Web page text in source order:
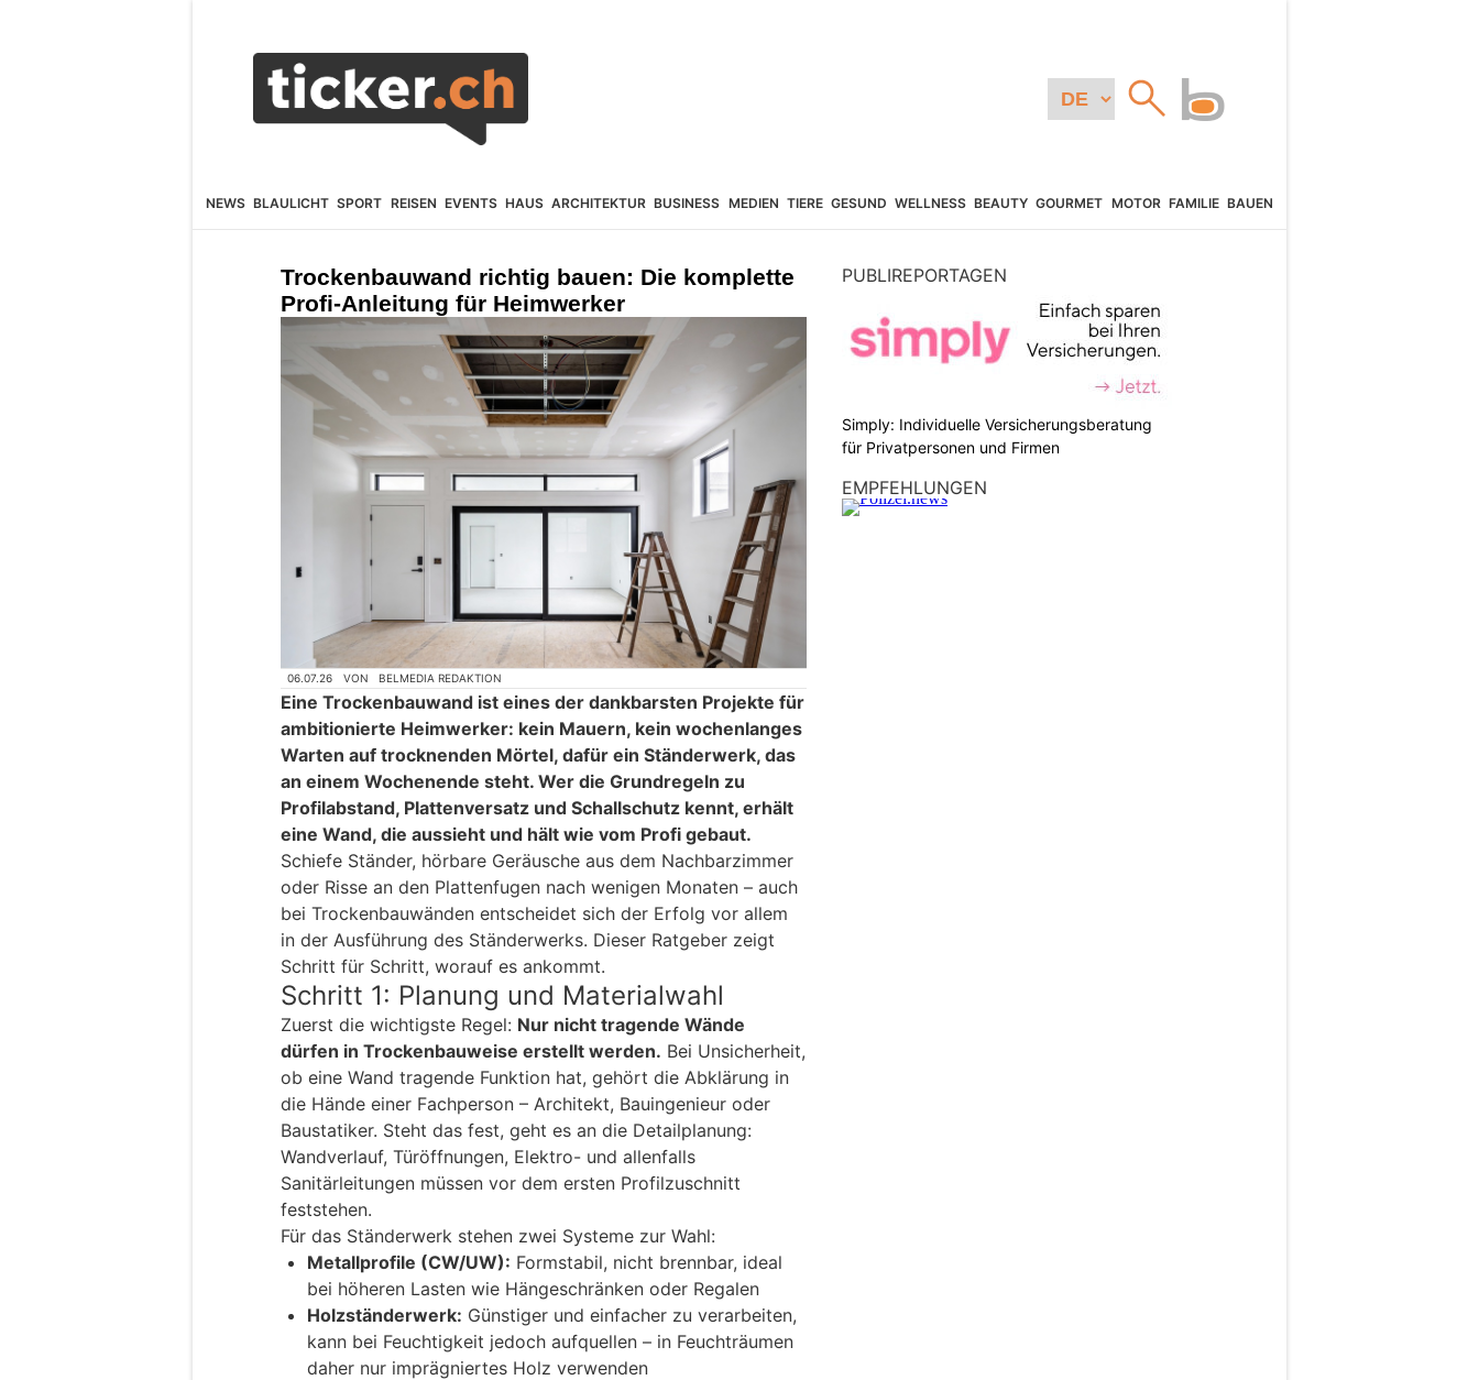
NEWS BLAULICHT SPORT REISEN EVENTS HAUS ARCHITEKTUR BUSINESS MEDIEN TIERE GESUND WELLNESS BEAUTY GOURMET MOTOR FAMILIE BAUEN
Trockenbauwand richtig bauen: Die komplette
Profi-Anleitung für Heimwerker
06.07.26 VON BELMEDIA REDAKTION
Eine Trockenbauwand ist eines der dankbarsten Projekte für
ambitionierte Heimwerker: kein Mauern, kein wochenlanges
Warten auf trocknenden Mörtel, dafür ein Ständerwerk, das
an einem Wochenende steht. Wer die Grundregeln zu
Profilabstand, Plattenversatz und Schallschutz kennt, erhält
eine Wand, die aussieht und hält wie vom Profi gebaut.
Schiefe Ständer, hörbare Geräusche aus dem Nachbarzimmer
oder Risse an den Plattenfugen nach wenigen Monaten – auch
bei Trockenbauwänden entscheidet sich der Erfolg vor allem
in der Ausführung des Ständerwerks. Dieser Ratgeber zeigt
Schritt für Schritt, worauf es ankommt.
Schritt 1: Planung und Materialwahl
Zuerst die wichtigste Regel: Nur nicht tragende Wände
dürfen in Trockenbauweise erstellt werden. Bei Unsicherheit,
ob eine Wand tragende Funktion hat, gehört die Abklärung in
die Hände einer Fachperson – Architekt, Bauingenieur oder
Baustatiker. Steht das fest, geht es an die Detailplanung:
Wandverlauf, Türöffnungen, Elektro- und allenfalls
Sanitärleitungen müssen vor dem ersten Profilzuschnitt
feststehen.
Für das Ständerwerk stehen zwei Systeme zur Wahl:
Metallprofile (CW/UW): Formstabil, nicht brennbar, ideal
bei höheren Lasten wie Hängeschränken oder Regalen
Holzständerwerk: Günstiger und einfacher zu verarbeiten,
kann bei Feuchtigkeit jedoch aufquellen – in Feuchträumen
daher nur imprägniertes Holz verwenden
PUBLIREPORTAGEN
Simply: Individuelle Versicherungsberatung
für Privatpersonen und Firmen
EMPFEHLUNGEN